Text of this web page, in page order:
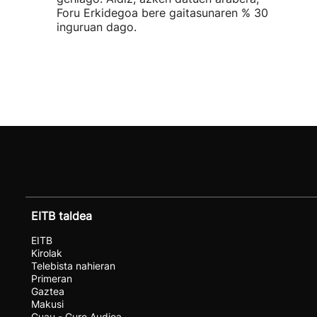
Foru Erkidegoa bere gaitasunaren % 30
inguruan dago.
EITB taldea
EITB
Kirolak
Telebista nahieran
Primeran
Gaztea
Makusi